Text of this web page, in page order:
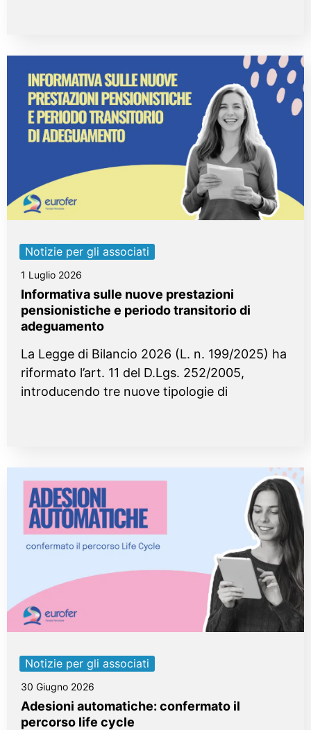
Notizie per gli associati
1 Luglio 2026
Informativa sulle nuove prestazioni
pensionistiche e periodo transitorio di
adeguamento
La Legge di Bilancio 2026 (L. n. 199/2025) ha
riformato l’art. 11 del D.Lgs. 252/2005,
introducendo tre nuove tipologie di
Notizie per gli associati
30 Giugno 2026
Adesioni automatiche: confermato il
percorso life cycle